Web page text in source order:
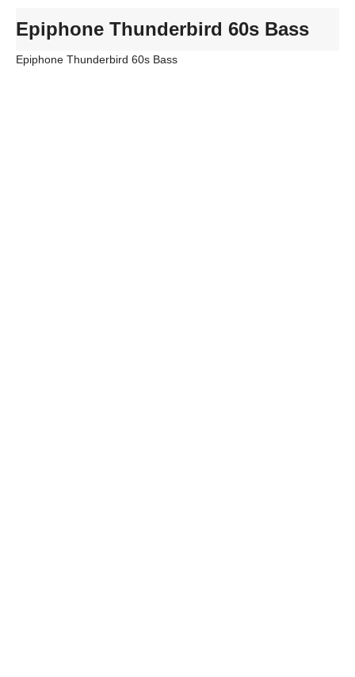
Epiphone Thunderbird 60s Bass
Epiphone Thunderbird 60s Bass